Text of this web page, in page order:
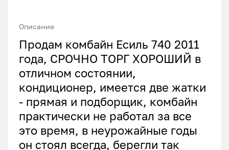
Описание
Продам комбайн Есиль 740 2011
года, СРОЧНО ТОРГ ХОРОШИЙ в
отличном состоянии,
кондиционер, имеется две жатки
- прямая и подборщик, комбайн
практически не работал за все
это время, в неурожайные годы
он стоял всегда, берегли так